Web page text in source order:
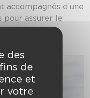
d’une
pour assurer le
Bon
des
de
et
votre